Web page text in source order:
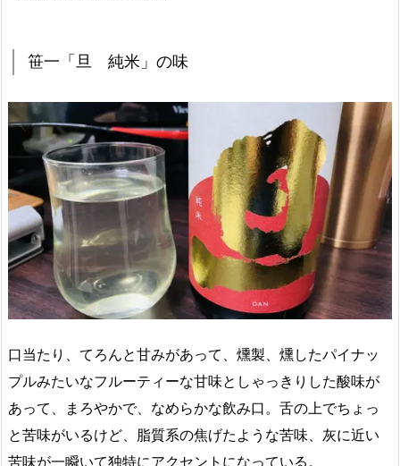
笹一「旦 純米」の味
口当たり、てろんと甘みがあって、燻製、燻したパイナッ
プルみたいなフルーティーな甘味としゃっきりした酸味が
あって、まろやかで、なめらかな飲み口。舌の上でちょっ
と苦味がいるけど、脂質系の焦げたような苦味、灰に近い
苦味が一瞬いて独特にアクセントになっている。